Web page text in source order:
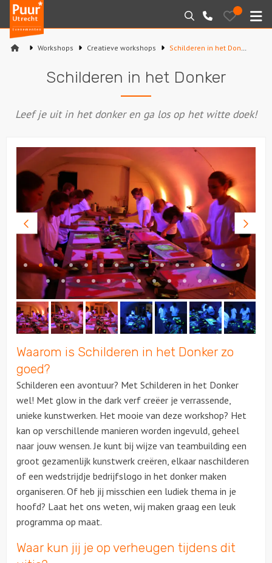
Puur*
Utrecht
bedrijfsuitjes
Zoeken
030-
2145099
Bewaarde
uitjes
Varen
Sport en spel
Workshops
Rondleidingen
Locaties
Feesten
Workshops Creatieve workshops Schilderen in het Donker
Schilderen in het Donker
Leef je uit in het donker en ga los op het witte doek!
Vorige
foto
foto
Waarom is Schilderen in het Donker zo
goed?
Schilderen een avontuur? Met Schilderen in het Donker
wel! Met glow in the dark verf creëer je verrassende,
unieke kunstwerken. Het mooie van deze workshop? Het
kan op verschillende manieren worden ingevuld, geheel
naar jouw wensen. Je kunt bij wijze van teambuilding een
groot gezamenlijk kunstwerk creëren, elkaar naschilderen
of een wedstrijdje bedrijfslogo in het donker maken
organiseren. Of heb jij misschien een ludiek thema in je
hoofd? Laat het ons weten, wij maken graag een leuk
programma op maat.
Waar kun jij je op verheugen tijdens dit